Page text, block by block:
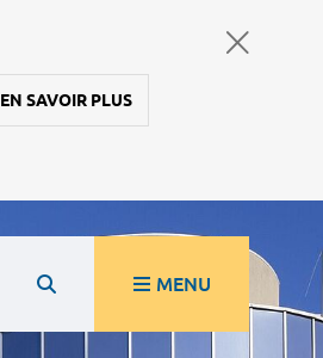
EN SAVOIR PLUS
MENU